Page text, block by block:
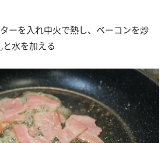
ーを入れ中火で熱し、ベーコンを炒
水を加える